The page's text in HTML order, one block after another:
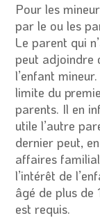
Pour les
par le ou les
Le parent qui
peut adjoindre
l’enfant
limite du
parents. Il en
utile l’autre
dernier peut,
affaires
l’intérêt de
âgé de plus de
est requis.